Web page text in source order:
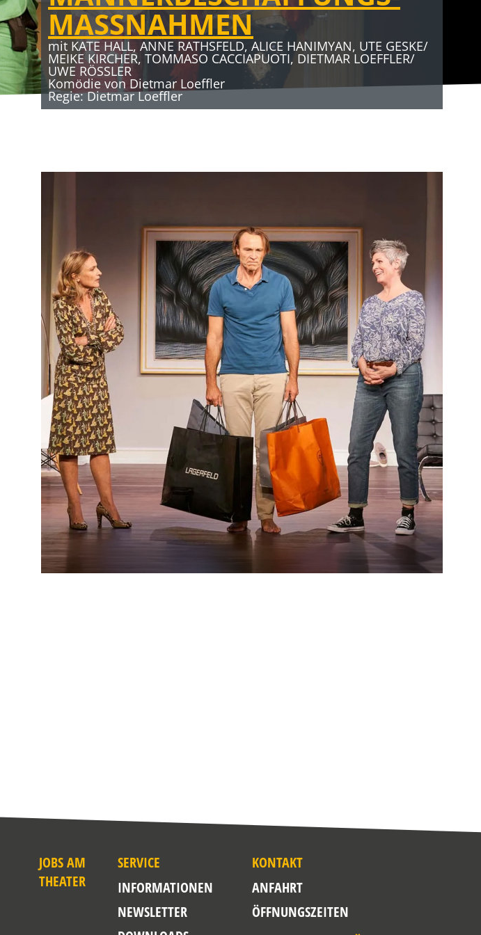
MASSNAHMEN
mit KATE HALL, ANNE RATHSFELD, ALICE HANIMYAN, UTE GESKE/
MEIKE KIRCHER, TOMMASO CACCIAPUOTI, DIETMAR LOEFFLER/
UWE RÖSSLER
Komödie von Dietmar Loeffler
Regie: Dietmar Loeffler
JOBS AM
THEATER
SERVICE
INFORMATIONEN
NEWSLETTER
KONTAKT
ANFAHRT
ÖFFNUNGSZEITEN